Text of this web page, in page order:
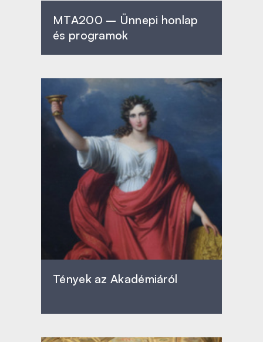
MTA200 – Ünnepi honlap
és programok
Tények az Akadémiáról